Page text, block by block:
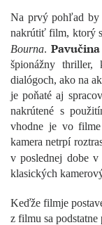
Na prvý pohľad
nakrútiť film, ktorý
Bourna.
špionážny
dialógoch, ako na
je poňaté aj
nakrútené s
vhodne je vo filme
kamera netrpí
v poslednej dobe v
klasických
Keďže filmje
z filmu sa